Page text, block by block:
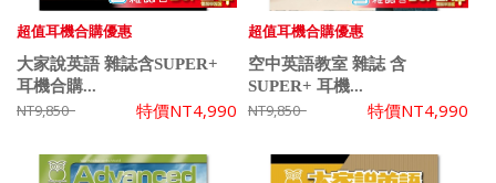
超值耳機合購優惠
大家說英語 雜誌含SUPER+
耳機合購...
NT9,850 特價NT4,990
超值耳機合購優惠
空中英語教室 雜誌 含
SUPER+ 耳機...
NT9,850 特價NT4,990